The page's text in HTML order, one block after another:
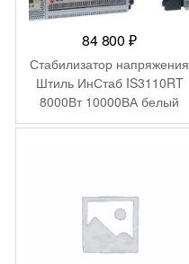
84 800₽
Стабилизатор напряжения
Штиль ИнСтаб IS3110RT
8000Вт 10000ВА белый